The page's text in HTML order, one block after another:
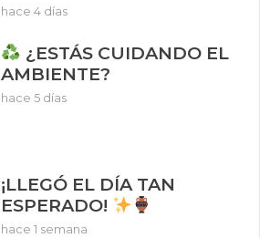
hace 4 días
¿ESTÁS CUIDANDO EL
AMBIENTE?
hace 5 días
¡LLEGÓ EL DÍA TAN
ESPERADO!
hace 1 semana